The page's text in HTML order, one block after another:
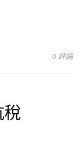
0 評論